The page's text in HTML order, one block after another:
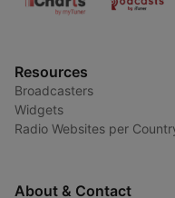
Resources
Broadcasters
Widgets
Radio Websites per
About & Contact